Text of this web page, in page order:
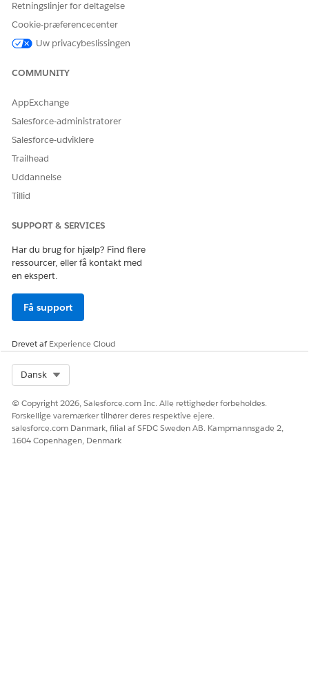
Retningslinjer for deltagelse
Cookie-præferencecenter
Uw privacybeslissingen
COMMUNITY
AppExchange
Salesforce-administratorer
Salesforce-udviklere
Trailhead
Uddannelse
Tillid
SUPPORT & SERVICES
Har du brug for hjælp? Find flere
ressourcer, eller få kontakt med
en ekspert.
Få support
Drevet afExperience Cloud
Dansk
© Copyright 2026, Salesforce.com Inc. Alle rettigheder forbeholdes.
Forskellige varemærker tilhører deres respektive ejere.
salesforce.com Danmark, filial af SFDC Sweden AB. Kampmannsgade 2,
1604 Copenhagen, Denmark